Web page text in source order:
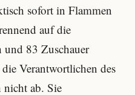
sofort in Flammen
auf die
und 83 Zuschauer
Verantwortlichen des
nicht ab. Sie